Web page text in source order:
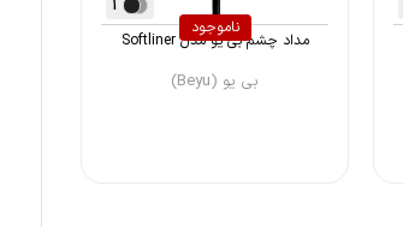
ناموجود
مداد چشم بی یو مدل Softliner
بی یو (Beyu)